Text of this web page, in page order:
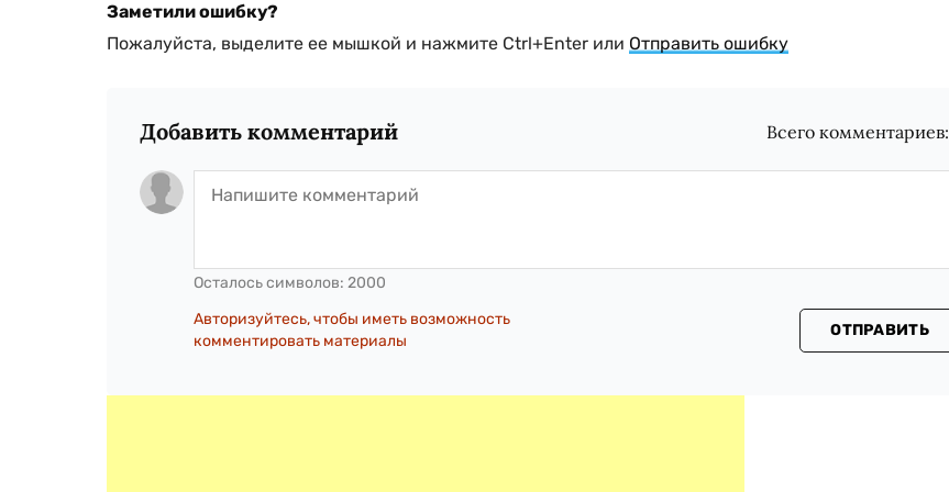
Заметили ошибку?
Пожалуйста, выделите ее мышкой и нажмите Ctrl+Enter или Отправить ошибку
Добавить комментарий Всего комментариев:
Осталось символов: 2000
Авторизуйтесь, чтобы иметь возможность
комментировать материалы
ОТПРАВИТЬ